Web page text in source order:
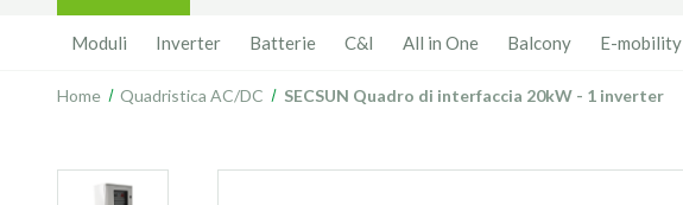
Moduli Inverter Batterie C&I All in One Balcony E-mobility
Home Quadristica AC/DC SECSUN Quadro di interfaccia 20kW - 1 inverter